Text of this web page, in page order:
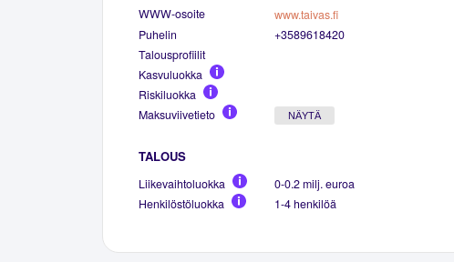
WWW-osoite
www.taivas.fi
Puhelin
+3589618420
Talousprofiilit
Kasvuluokka
Riskiluokka
Maksuviivetieto
NÄYTÄ
TALOUS
Liikevaihtoluokka
0-0.2 milj. euroa
Henkilöstöluokka
1-4 henkilöä